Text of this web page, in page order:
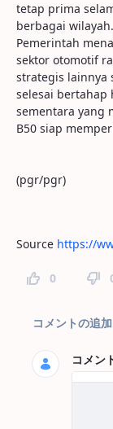
tetap prima
berbagai wilayah.
Pemerintah
sektor otomotif
strategis lainnya
selesai bertahap
sementara yang
B50 siap
(pgr/pgr)
Source https://
0
ページコ
コメントの追加
コメン